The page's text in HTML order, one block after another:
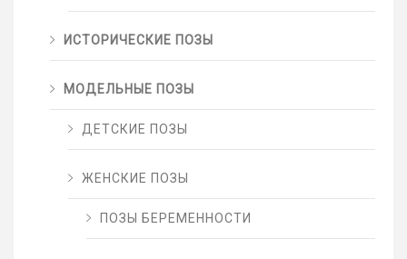
ИСТОРИЧЕСКИЕ ПОЗЫ
МОДЕЛЬНЫЕ ПОЗЫ
ДЕТСКИЕ ПОЗЫ
ЖЕНСКИЕ ПОЗЫ
ПОЗЫ БЕРЕМЕННОСТИ